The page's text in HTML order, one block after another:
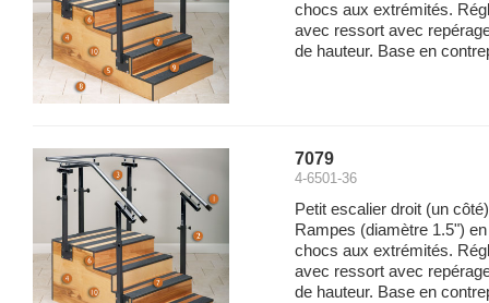
chocs aux extrémités.
avec ressort avec
de hauteur. Base en
7079
4-6501-36
Petit escalier droit (un
Rampes (diamètre 1.5")
chocs aux extrémités.
avec ressort avec
de hauteur. Base en